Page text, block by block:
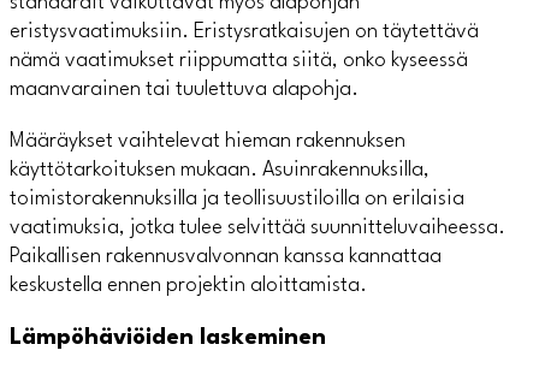
eristysvaatimuksiin. Eristysratkaisujen on täytettävä
nämä vaatimukset riippumatta siitä, onko kyseessä
maanvarainen tai tuulettuva alapohja.
Määräykset vaihtelevat hieman rakennuksen
käyttötarkoituksen mukaan. Asuinrakennuksilla,
toimistorakennuksilla ja teollisuustiloilla on erilaisia
vaatimuksia, jotka tulee selvittää suunnitteluvaiheessa.
Paikallisen rakennusvalvonnan kanssa kannattaa
keskustella ennen projektin aloittamista.
Lämpöhäviöiden laskeminen